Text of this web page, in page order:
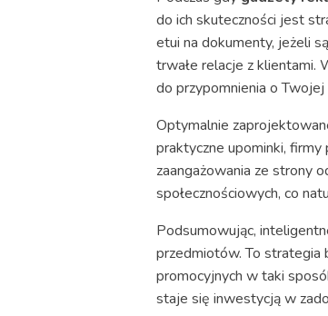
do ich skuteczności jest
etui na dokumenty, jeżeli
trwałe relacje z klientami.
do przypomnienia o
Optymalnie
praktyczne upominki,
zaangażowania ze strony
społecznościowych, co
Podsumowując,
przedmiotów. To strategia
promocyjnych w taki
staje się inwestycją w